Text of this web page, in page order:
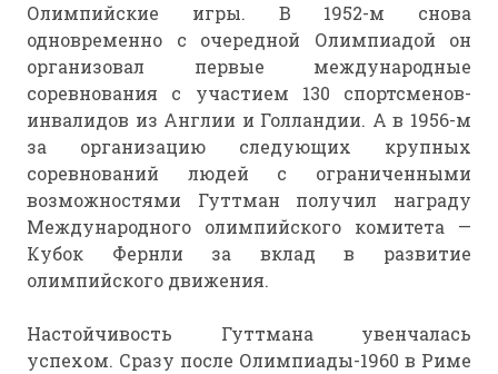
Олимпийские игры. В 1952-м снова
одновременно с очередной Олимпиадой он
организовал первые международные
соревнования с участием 130 спортсменов-
инвалидов из Англии и Голландии. А в 1956-м
за организацию следующих крупных
соревнований людей с ограниченными
возможностями Гуттман получил награду
Международного олимпийского комитета —
Кубок Фернли за вклад в развитие
олимпийского движения.
Настойчивость Гуттмана увенчалась
успехом. Сразу после Олимпиады-1960 в Риме